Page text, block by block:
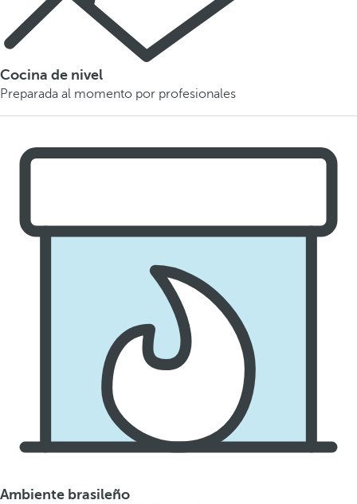
Cocina de nivel
Preparada al momento por profesionales
Ambiente brasileño